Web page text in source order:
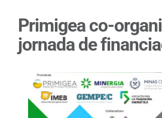
Primigea co-
jornada de